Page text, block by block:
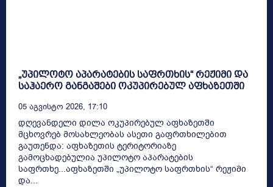
„უპილოტო აპარატების საფრთხის“ რეჟიმი და
საჰაერო განგაშები ოკუპირებულ აფხაზეთში
05 Აგვისტო 2026, 17:10
დღევანდელი დილა ოკუპირებულ აფხაზეთში
მცხოვრებ მოსახლეობას ასეთი გაფრთხილებით
გაუთენდა: აფხაზეთის ტერიტორიაზე
გამოცხადებულია უპილოტო აპარატების
საფრთხე...აფხაზეთში „უპილოტო საფრთხის“ რეჟიმი
და...